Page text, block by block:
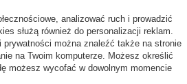
analizować ruch i prowadzić
służą również do personalizacji reklam.
prywatności można znaleźć także na stronie
na Twoim komputerze. Możesz określić
możesz wycofać w dowolnym momencie